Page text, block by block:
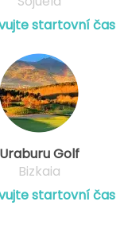
startovní čas
Uraburu Golf
Bizkaia
startovní čas